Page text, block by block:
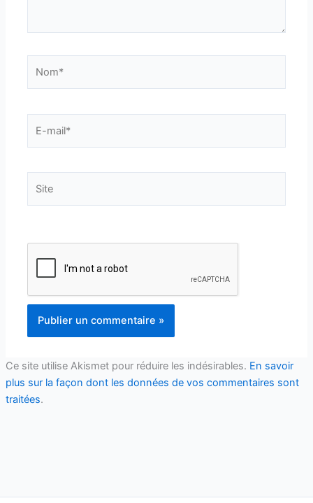
mail*
Ce site utilise Akismet pour réduire les indésirables. En savoir
plus sur la façon dont les données de vos commentaires sont
traitées.